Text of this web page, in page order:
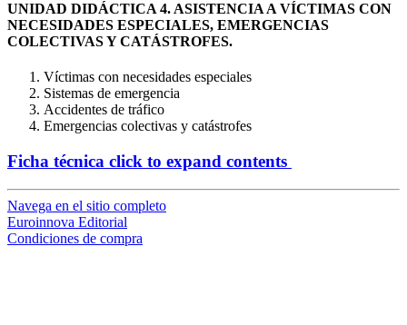
UNIDAD DIDÁCTICA 4. ASISTENCIA A VÍCTIMAS CON
NECESIDADES ESPECIALES, EMERGENCIAS
COLECTIVAS Y CATÁSTROFES.
Víctimas con necesidades especiales
Sistemas de emergencia
Accidentes de tráfico
Emergencias colectivas y catástrofes
Ficha técnica click to expand contents
Navega en el sitio completo
Euroinnova Editorial
Condiciones de compra